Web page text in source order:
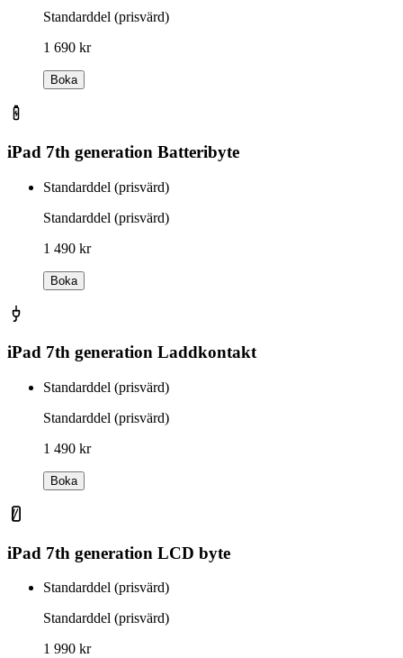
Standarddel (prisvärd)
1 690 kr
Boka
iPad 7th generation Batteribyte
Standarddel (prisvärd)
Standarddel (prisvärd)
1 490 kr
Boka
iPad 7th generation Laddkontakt
Standarddel (prisvärd)
Standarddel (prisvärd)
1 490 kr
Boka
iPad 7th generation LCD byte
Standarddel (prisvärd)
Standarddel (prisvärd)
1 990 kr